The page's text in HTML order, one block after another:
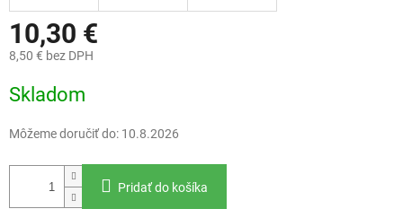
10,30 €
8,50 € bez DPH
cena:
Skladom
Môžeme doručiť do: 10.8.2026
Pridať do košíka